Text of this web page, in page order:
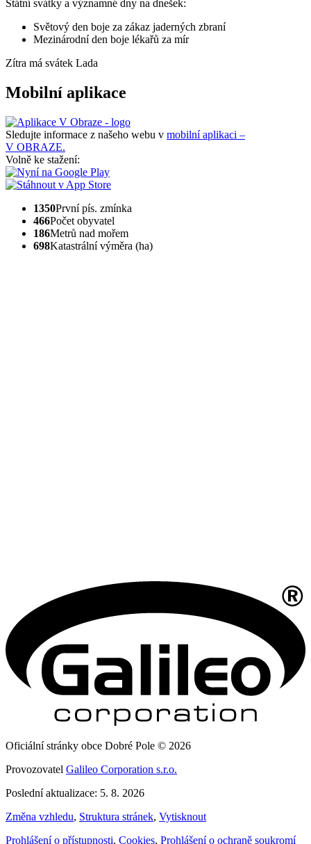
Státní svátky a významné dny na dnešek:
Světový den boje za zákaz jaderných zbraní
Mezinárodní den boje lékařů za mír
Zítra má svátek Lada
Mobilní aplikace
Sledujte informace z našeho webu v mobilní aplikaci –
V OBRAZE.
Volně ke stažení:
1350První pís. zmínka
466Počet obyvatel
186Metrů nad mořem
698Katastrální výměra (ha)
Oficiální stránky obce Dobré Pole © 2026
Provozovatel Galileo Corporation s.r.o.
Poslední aktualizace: 5. 8. 2026
Změna vzhledu, Struktura stránek, Vytisknout
Prohlášení o přístupnosti, Cookies, Prohlášení o ochraně soukromí